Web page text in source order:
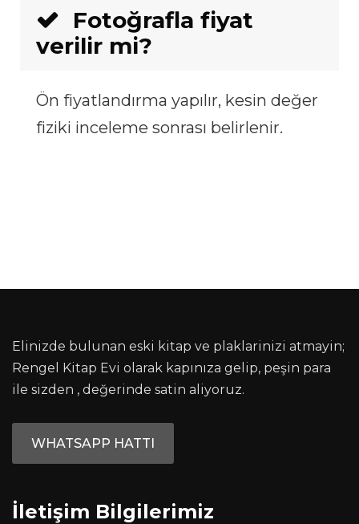
Fotoğrafla fiyat
verilir mi?
Ön fiyatlandırma yapılır, kesin değer
fiziki inceleme sonrası belirlenir.
Elinizde bulunan eski kitap ve plaklarinizi atmayin;
Rengel Kitap Evi olarak kapınıza gelip, peşin para
ile sizden , değerinde satin aliyoruz.
WHATSAPP HATTI
İletişim Bilgilerimiz